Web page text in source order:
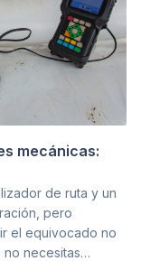
mecánicas:
de ruta y un
pero
el equivocado no
no necesitas